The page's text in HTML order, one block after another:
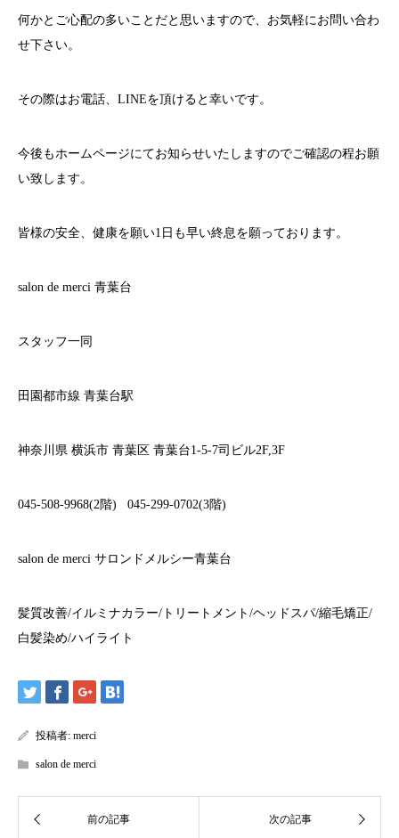
何かとご心配の多いことだと思いますので、お気軽にお問い合わ
せ下さい。
その際はお電話、 LINEを頂けると幸いです。
今後もホームページにてお知らせいたしますのでご確認の程お願
い致します。
皆様の安全、健康を願い1 日も早い終息を願っております。
salon de merci 青葉台
スタッフ一同
田園都市線 青葉台駅
神奈川県 横浜市 青葉区 青葉台1-5-7司ビル2F,3F
045-508-9968(2階) 045-299-0702(3階)
salon de merci サロンドメルシー青葉台
髪質改善/イルミナカラー/ トリートメント /ヘッドスパ/縮毛矯正/
白髪染め/ハイライト
投稿者: merci
salon de merci